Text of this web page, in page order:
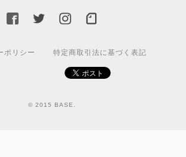
ポリシー 特定商取引法に基づく表記
© 2015 BASE.